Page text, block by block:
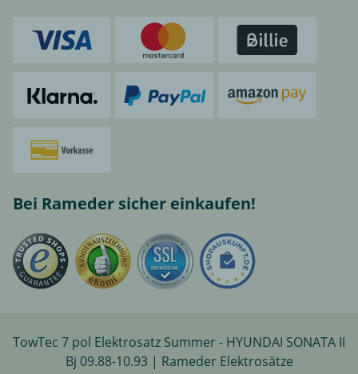
Bei Rameder sicher einkaufen!
TowTec 7 pol Elektrosatz Summer - HYUNDAI SONATA II
Bj 09.88-10.93 | Rameder Elektrosätze